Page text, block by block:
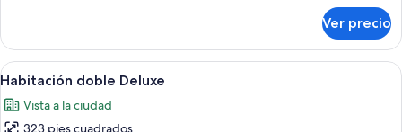
doble
estándar,
balcón
views)
Ver precio
Abrir
todas
las
Una habitación de hotel moderna
5
Habitación doble Deluxe
Vista a la ciudad
323 pies cuadrados